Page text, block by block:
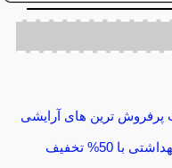
پرفروش ترین های آرایشی
با 50% تخفیف